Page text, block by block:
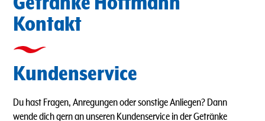
Kontakt
Kundenservice
Du hast Fragen, Anregungen oder sonstige Anliegen? Dann
wende dich gern an unseren Kundenservice in der Getränke